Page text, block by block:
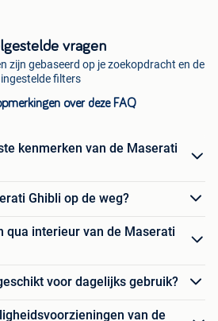
vragen
zijn gebaseerd op je zoekopdracht en de
ingestelde filters
over deze FAQ
kenmerken van de Maserati
Ghibli op de weg?
qua interieur van de Maserati
voor dagelijks gebruik?
van de